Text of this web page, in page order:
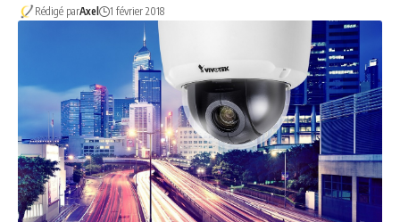
Rédigé parAxel 1 février 2018